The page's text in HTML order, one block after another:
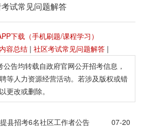
试常见问题解答
下载（手机刷题/课程学习）
容总结 | 社区考试常见问题解答 |
告均转载自政府官网公开招考信息，
等人力资源经营活动。若涉及版权或错
更改或删除。
县招考6名社区工作者公告
07-20